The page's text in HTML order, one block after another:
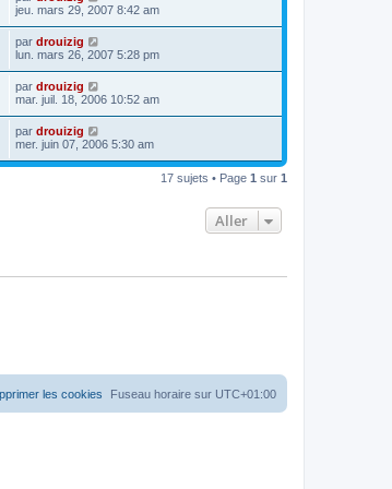
jeu. mars 29, 2007 8:42 am
par drouizig
lun. mars 26, 2007 5:28 pm
par drouizig
mar. juil. 18, 2006 10:52 am
par drouizig
mer. juin 07, 2006 5:30 am
17 sujets • Page 1 sur 1
Aller
Fuseau horaire sur UTC+01:00
les cookies